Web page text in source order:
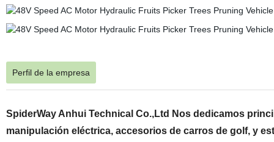
Perfil de la empresa
SpiderWay Anhui Technical Co.,Ltd Nos dedicamos
manipulación eléctrica, accesorios de carros de golf, y